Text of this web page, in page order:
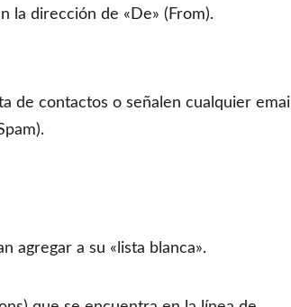
la dirección de «De» (From).
de contactos o señalen cualquier email
agregar a su «lista blanca».